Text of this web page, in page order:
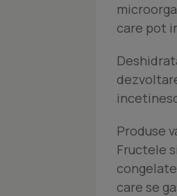
care pot
Produse
Fructele
care se